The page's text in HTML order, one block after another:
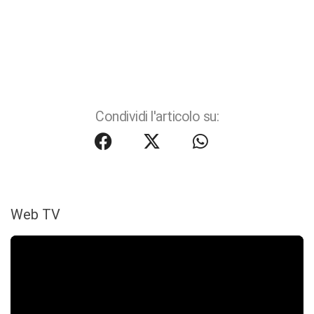
Condividi l'articolo su:
Web TV